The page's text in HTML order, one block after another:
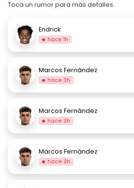
Toca un rumor para más detalles.
Endrick
hace 1h
Marcos Fernández
hace 3h
Marcos Fernández
hace 3h
Marcos Fernández
hace 3h